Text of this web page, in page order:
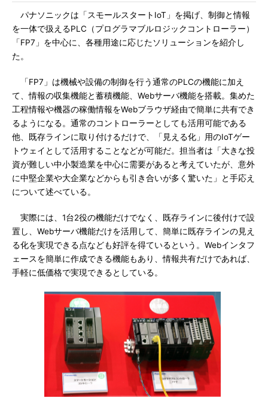
パナソニックは「スモールスタートIoT」を掲げ、制御と情報
を一体で扱えるPLC（プログラマブルロジックコントローラー）
「FP7」を中心に、各種用途に応じたソリューションを紹介し
た。
「FP7」は機械や設備の制御を行う通常のPLCの機能に加え
て、情報の収集機能と蓄積機能、Webサーバ機能を搭載。集めた
工程情報や機器の稼働情報をWebブラウザ経由で簡単に共有でき
るようになる。通常のコントローラーとしても活用可能である
他、既存ラインに取り付けるだけで、「見える化」用のIoTゲー
トウェイとして活用することなどが可能だ。担当者は「大きな投
資が難しい中小製造業を中心に需要があると考えていたが、意外
に中堅企業や大企業などからも引き合いが多く驚いた」と手応え
について述べている。
実際には、1台2役の機能だけでなく、既存ラインに後付けで設
置し、Webサーバ機能だけを活用して、簡単に既存ラインの見え
る化を実現できる点なども好評を得ているという。Webインタフ
ェースを簡単に作成できる機能もあり、情報共有だけであれば、
手軽に低価格で実現できるとしている。